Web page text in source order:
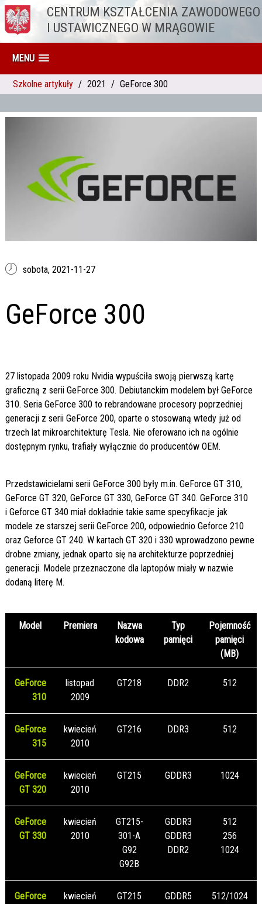
Przejdź do treściCENTRUM KSZTAŁCENIA ZAWODOWEGO
I USTAWICZNEGO W MRĄGOWIE
MENU
Szkolne artykuły 2021 GeForce 300
sobota, 2021-11-27
GeForce 300
27 listopada 2009 roku Nvidia wypuściła swoją pierwszą kartę
graficzną z serii GeForce 300. Debiutanckim modelem był GeForce
310. Seria GeForce 300 to rebrandowane procesory poprzedniej
generacji z serii GeForce 200, oparte o stosowaną wtedy już od
trzech lat mikroarchitekturę Tesla. Nie oferowano ich na ogólnie
dostępnym rynku, trafiały wyłącznie do producentów OEM.
Przedstawicielami serii GeForce 300 były m.in. GeForce GT 310,
GeForce GT 320, GeForce GT 330, GeForce GT 340. GeForce 310
i Geforce GT 340 miał dokładnie takie same specyfikacje jak
modele ze starszej serii GeForce 200, odpowiednio Geforce 210
oraz Geforce GT 240. W kartach GT 320 i 330 wprowadzono pewne
drobne zmiany, jednak oparto się na architekturze poprzedniej
generacji. Modele przeznaczone dla laptopów miały w nazwie
dodaną literę M.
Model Premiera
Nazwa
kodowa
Typ
pamięci
Pojemność
pamięci
(MB)
GeForce
310
listopad
2009
GT218 DDR2 512
GeForce
315
kwiecień
2010
GT216 DDR3 512
GeForce
GT 320
kwiecień
2010
GT215 GDDR3 1024
GeForce
GT 330
kwiecień
2010
GT215-
301-A
G92
G92B
GDDR3
GDDR3
DDR2
512
256
1024
GeForce
kwiecień
GT215 GDDR5 512/1024